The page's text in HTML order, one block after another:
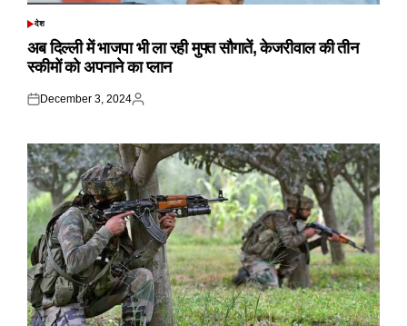
POSTED
देश
अब दिल्ली में भाजपा भी ला रही मुफ्त सौगातें, केजरीवाल की तीन
स्कीमों को अपनाने का प्लान
Posted
December 3, 2024
Posted